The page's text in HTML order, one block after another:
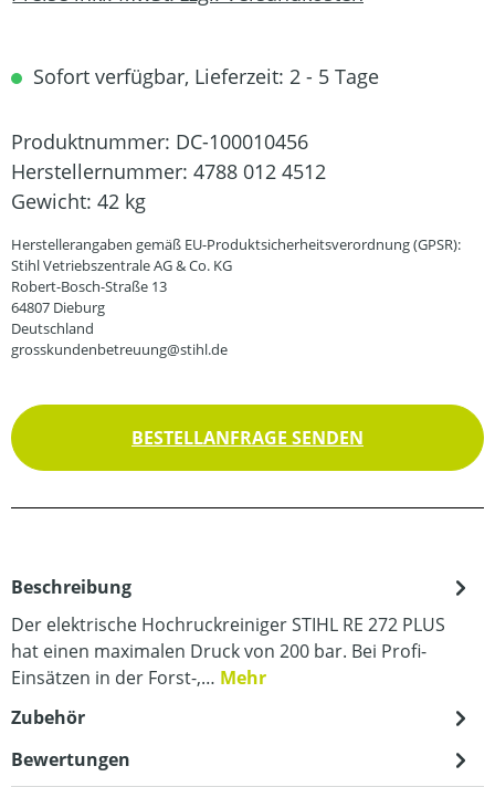
Sofort verfügbar, Lieferzeit: 2 - 5 Tage
Produktnummer: DC-100010456
Herstellernummer: 4788 012 4512
Gewicht: 42 kg
Herstellerangaben gemäß EU-Produktsicherheitsverordnung (GPSR):
Stihl Vetriebszentrale AG & Co. KG
Robert-Bosch-Straße 13
64807 Dieburg
Deutschland
grosskundenbetreuung@stihl.de
BESTELLANFRAGE SENDEN
Beschreibung
Der elektrische Hochruckreiniger STIHL RE 272 PLUS
hat einen maximalen Druck von 200 bar. Bei Profi-
Einsätzen in der Forst-,… Mehr
Zubehör
Bewertungen